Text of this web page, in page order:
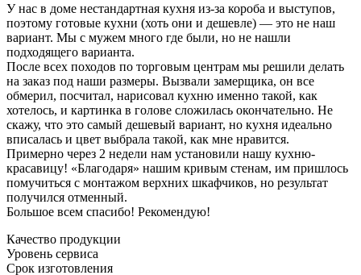
У нас в доме нестандартная кухня из-за короба и выступов,
поэтому готовые кухни (хоть они и дешевле) — это не наш
вариант. Мы с мужем много где были, но не нашли
подходящего варианта.
После всех походов по торговым центрам мы решили делать
на заказ под наши размеры. Вызвали замерщика, он все
обмерил, посчитал, нарисовал кухню именно такой, как
хотелось, и картинка в голове сложилась окончательно. Не
скажу, что это самый дешевый вариант, но кухня идеально
вписалась и цвет выбрала такой, как мне нравится.
Примерно через 2 недели нам установили нашу кухню-
красавицу! «Благодаря» нашим кривым стенам, им пришлось
помучиться с монтажом верхних шкафчиков, но результат
получился отменный.
Большое всем спасибо! Рекомендую!
Качество продукции
Уровень сервиса
Срок изготовления